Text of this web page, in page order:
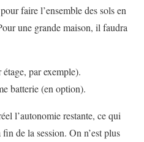
faire l’ensemble des sols en
une grande maison, il faudra
par exemple).
batterie (en option).
l’autonomie restante, ce qui
de la session. On n’est plus